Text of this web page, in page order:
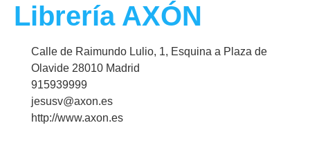
Librería AXÓN
Calle de Raimundo Lulio, 1, Esquina a Plaza de
Olavide 28010 Madrid
915939999
jesusv@axon.es
http://www.axon.es